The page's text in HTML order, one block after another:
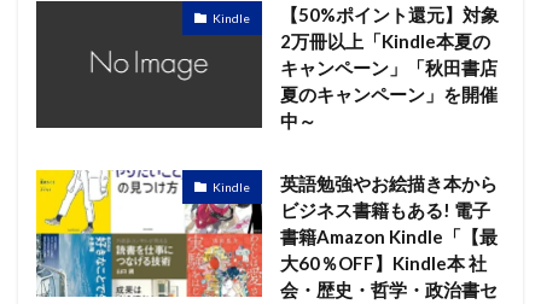
Kindle
【50%ポイント還元】対象
2万冊以上「Kindle本夏の
キャンペーン」「秋田書店
夏のキャンペーン」を開催
中～
Kindle
英語勉強やお絵描き本から
ビジネス書籍もある! 電子
書籍Amazon Kindle「【最
大60％OFF】Kindle本 社
会・歴史・哲学・政治書セ